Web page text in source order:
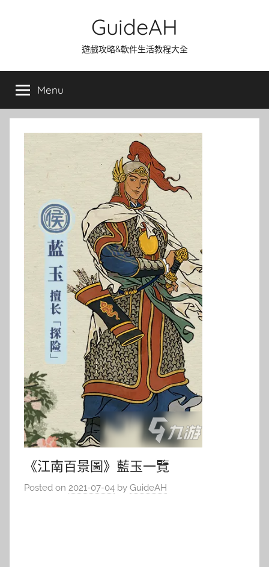
GuideAH
遊戲攻略&軟件生活教程大全
Menu
《江南百景圖》藍玉一覽
Posted on 2021-07-04 by GuideAH